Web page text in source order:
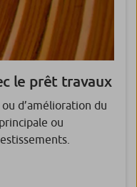
le prêt travaux
d’amélioration du
ou